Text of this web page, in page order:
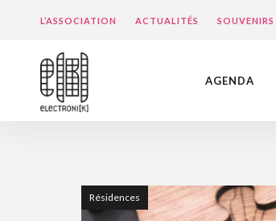
L’ASSOCIATION ACTUALITÉS SOUVENIRS
AGENDA
Résidences